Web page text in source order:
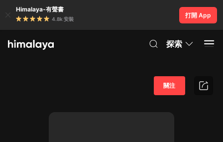
Himalaya-有聲書
4.8k 安裝
打開 App
探索
關注